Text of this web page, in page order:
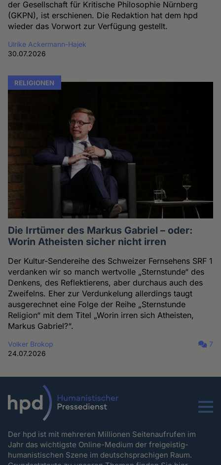
der Gesellschaft für Kritische Philosophie Nürnberg
(GKPN), ist erschienen. Die Redaktion hat dem hpd
wieder das Vorwort zur Verfügung gestellt.
Ulrike Ackermann-Hajek
30.07.2026
RELIGIONEN
Die Irrtümer des Markus Gabriel – oder:
Worin Atheisten sicher nicht irren
Der Kultur-Sendereihe des Schweizer Fernsehens SRF 1
verdanken wir so manch wertvolle „Sternstunde“ des
Denkens, des Reflektierens, aber durchaus auch des
Zweifelns. Eher zur Verdunkelung allerdings taugt
ausgerechnet eine Folge der Reihe „Sternstunde
Religion“ mit dem Titel „Worin irren sich Atheisten,
Markus Gabriel?“.
Volker Brokop
24.07.2026
7
Menu
Der hpd ist mit mehreren Millionen Seitenaufrufen im
Jahr das wichtigste Online-Medium der freigeistig-
humanistischen Szene im deutschsprachigen Raum.